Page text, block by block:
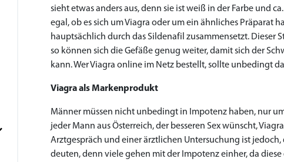
sieht etwas anders aus, denn sie ist weiß in der Farbe und
egal, ob es sich um Viagra oder um ein ähnliches Präparat
hauptsächlich durch das Sildenafil zusammensetzt.
so können sich die Gefäße genug weiter, damit sich der
kann. Wer Viagra online im Netz bestellt, sollte unbedingt
Viagra als Markenprodukt
Männer müssen nicht unbedingt in Impotenz haben, nur
jeder Mann aus Österreich, der besseren Sex wünscht,
Arztgespräch und einer ärztlichen Untersuchung ist
deuten, denn viele gehen mit der Impotenz einher, da